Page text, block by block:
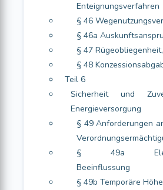
Enteignungsverfahren
§ 46
§ 46a
§ 47
§ 48
Teil 6
Sicherheit und
Energieversorgung
§ 49 Anforderungen
§ 49a
Beeinflussung
§ 49b Temporäre